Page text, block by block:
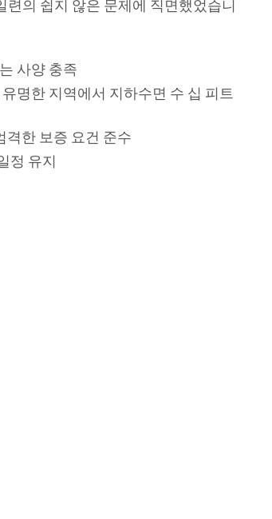
련의 쉽지 않은 문제에 직면했었습니
사양 충족
명한 지역에서 지하수면 수 십 피트
격한 보증 요건 준수
정 유지